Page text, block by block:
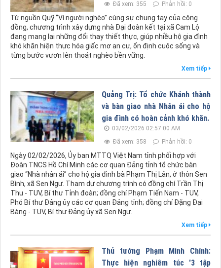
Đã xem: 355
Phản hồi: 0
Từ nguồn Quỹ “Vì người nghèo” cùng sự chung tay của cộng
đồng, chương trình xây dựng nhà Đại đoàn kết tại xã Cam Lộ
đang mang lại những đổi thay thiết thực, giúp nhiều hộ gia đình
khó khăn hiện thực hóa giấc mơ an cư, ổn định cuộc sống và
từng bước vươn lên thoát nghèo bền vững.
Xem tiếp
Quảng Trị: Tổ chức Khánh thành
và bàn giao nhà Nhân ái cho hộ
gia đình có hoàn cảnh khó khăn.
03/02/2026 02:57:00 AM
Đã xem: 358
Phản hồi: 0
Ngày 02/02/2026, Ủy ban MTTQ Việt Nam tỉnh phối hợp với
Đoàn TNCS Hồ Chí Minh các cơ quan Đảng tỉnh tổ chức bàn
giao “Nhà nhân ái” cho hộ gia đình bà Phạm Thị Lân, ở thôn Sen
Bình, xã Sen Ngư. Tham dự chương trình có đồng chí Trần Thị
Thu - TUV, Bí thư Tỉnh đoàn; đồng chí Phạm Tiến Nam - TUV,
Phó Bí thư Đảng ủy các cơ quan Đảng tỉnh; đồng chí Đặng Đại
Bàng - TUV, Bí thư Đảng ủy xã Sen Ngư.
Xem tiếp
Thủ tướng Phạm Minh Chính:
Thực hiện nghiêm túc '3 tập